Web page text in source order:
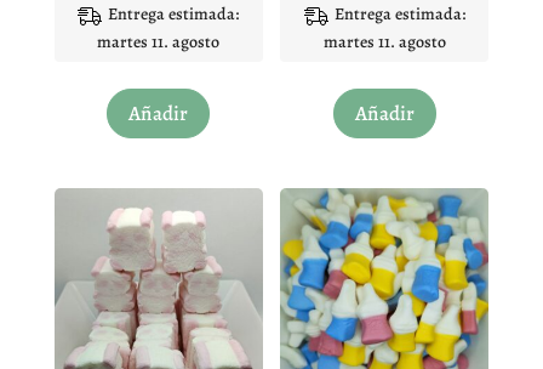
Entrega estimada:
martes 11. agosto
Añadir
Entrega estimada:
martes 11. agosto
Añadir